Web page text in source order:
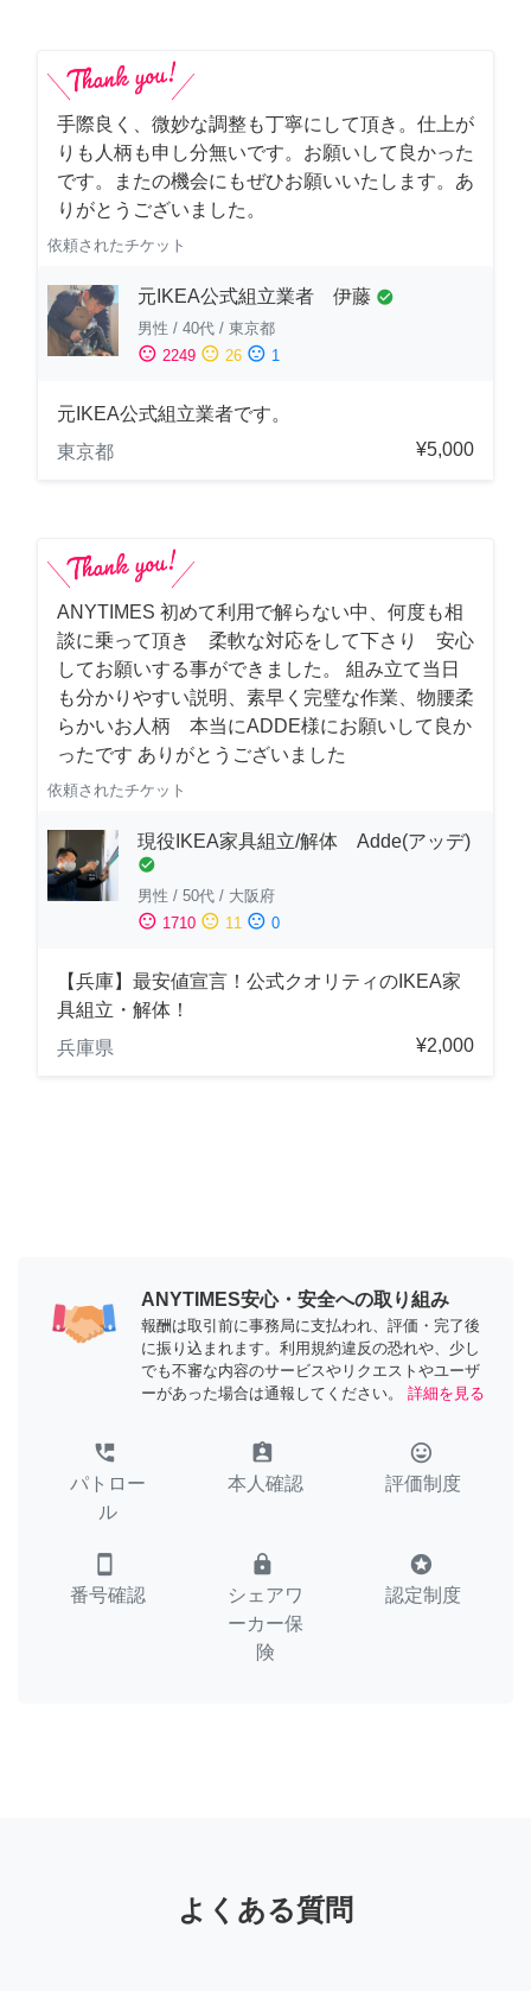
手際良く、微妙な調整も丁寧にして頂き。仕上が
りも人柄も申し分無いです。お願いして良かった
です。またの機会にもぜひお願いいたします。あ
りがとうございました。
依頼されたチケット
元IKEA公式組立業者 伊藤 check_circle
男性 / 40代 / 東京都
sentiment_satisfied 2249 sentiment_neutral 26 sentiment_dissatisfied 1
元IKEA公式組立業者です。
東京都
¥5,000
ANYTIMES 初めて利用で解らない中、何度も相
談に乗って頂き 柔軟な対応をして下さり 安心
してお願いする事ができました。 組み立て当日
も分かりやすい説明、素早く完璧な作業、物腰柔
らかいお人柄 本当にADDE様にお願いして良か
ったです ありがとうございました
依頼されたチケット
現役IKEA家具組立/解体 Adde(アッデ)
check_circle
男性 / 50代 / 大阪府
sentiment_satisfied 1710 sentiment_neutral 11 sentiment_dissatisfied 0
【兵庫】最安値宣言！公式クオリティのIKEA家
具組立・解体！
兵庫県
¥2,000
ANYTIMES安心・安全への取り組み
報酬は取引前に事務局に支払われ、評価・完了後
に振り込まれます。利用規約違反の恐れや、少し
でも不審な内容のサービスやリクエストやユーザ
ーがあった場合は通報してください。
詳細を見る
perm_phone_msg
パトロー
ル
assignment_ind
本人確認
tag_faces
評価制度
smartphone
番号確認
lock
シェアワ
ーカー保
険
stars
認定制度
よくある質問